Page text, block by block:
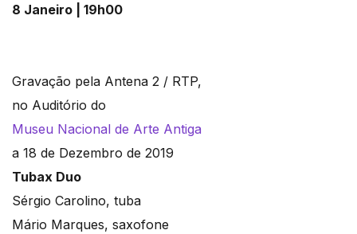
8 Janeiro | 19h00
Gravação pela Antena 2 / RTP,
no Auditório do
Museu Nacional de Arte Antiga
a 18 de Dezembro de 2019
Tubax Duo
Sérgio Carolino, tuba
Mário Marques, saxofone